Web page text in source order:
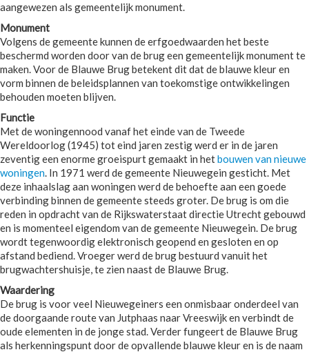
aangewezen als gemeentelijk monument.
Monument
Volgens de gemeente kunnen de erfgoedwaarden het beste
beschermd worden door van de brug een gemeentelijk monument te
maken. Voor de Blauwe Brug betekent dit dat de blauwe kleur en
vorm binnen de beleidsplannen van toekomstige ontwikkelingen
behouden moeten blijven.
Functie
Met de woningennood vanaf het einde van de Tweede
Wereldoorlog (1945) tot eind jaren zestig werd er in de jaren
zeventig een enorme groeispurt gemaakt in hetbouwen van nieuwe
woningen. In 1971 werd de gemeente Nieuwegein gesticht. Met
deze inhaalslag aan woningen werd de behoefte aan een goede
verbinding binnen de gemeente steeds groter. De brug is om die
reden in opdracht van de Rijkswaterstaat directie Utrecht gebouwd
en is momenteel eigendom van de gemeente Nieuwegein. De brug
wordt tegenwoordig elektronisch geopend en gesloten en op
afstand bediend. Vroeger werd de brug bestuurd vanuit het
brugwachtershuisje, te zien naast de Blauwe Brug.
Waardering
De brug is voor veel Nieuwegeiners een onmisbaar onderdeel van
de doorgaande route van Jutphaas naar Vreeswijk en verbindt de
oude elementen in de jonge stad. Verder fungeert de Blauwe Brug
als herkenningspunt door de opvallende blauwe kleur en is de naam